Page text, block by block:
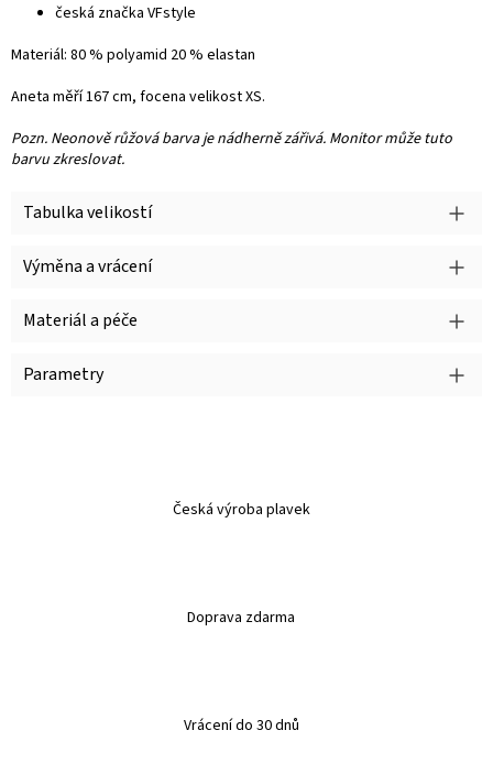
Tabulka velikostí
Výměna a vrácení
Materiál a péče
Parametry
Česká výroba plavek
Doprava zdarma
Vrácení do 30 dnů
česká značka VFstyle
Materiál: 80 % polyamid 20 % elastan
Aneta měří 167 cm, focena velikost XS.
Pozn. Neonově růžová barva je nádherně zářivá. Monitor může tuto
barvu zkreslovat.